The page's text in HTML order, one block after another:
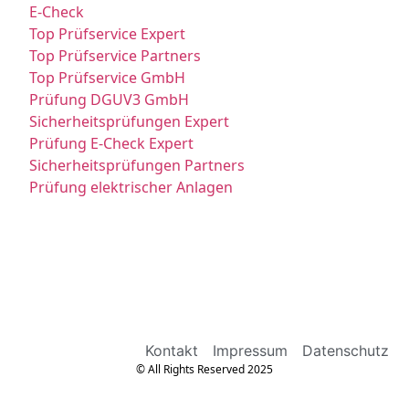
E-Check
Top Prüfservice Expert
Top Prüfservice Partners
Top Prüfservice GmbH
Prüfung DGUV3 GmbH
Sicherheitsprüfungen Expert
Prüfung E-Check Expert
Sicherheitsprüfungen Partners
Prüfung elektrischer Anlagen
Kontakt Impressum Datenschutz
© All Rights Reserved 2025